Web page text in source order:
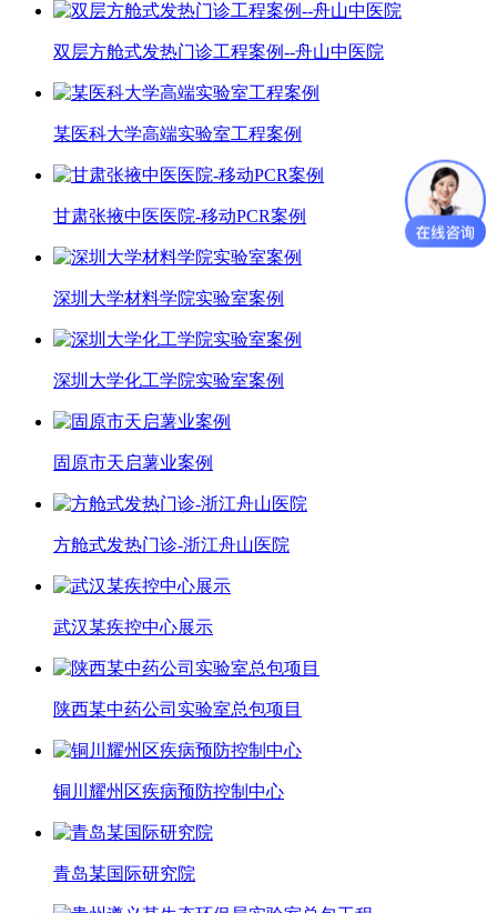
双层方舱式发热门诊工程案例--舟山中医院
某医科大学高端实验室工程案例
甘肃张掖中医医院-移动PCR案例
深圳大学材料学院实验室案例
深圳大学化工学院实验室案例
固原市天启薯业案例
方舱式发热门诊-浙江舟山医院
武汉某疾控中心展示
陕西某中药公司实验室总包项目
铜川耀州区疾病预防控制中心
青岛某国际研究院